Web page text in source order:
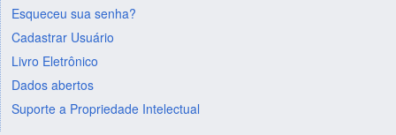
Esqueceu sua senha?
Cadastrar Usuário
Livro Eletrônico
Dados abertos
Suporte a Propriedade Intelectual